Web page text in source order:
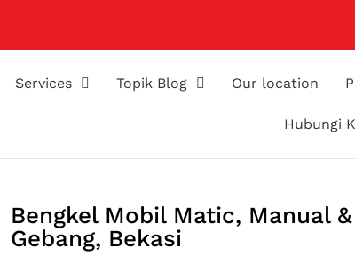
Services Topik Blog Our location
Hubungi
Bengkel Mobil Matic, Manual
Gebang, Bekasi